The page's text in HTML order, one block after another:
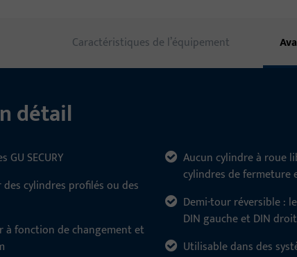
Caractéristiques de l’équipement
détail
SECURY
cylindres profilés ou des
à fonction de changement et
Aucun cylindre à roue
cylindres de fermeture
Demi-tour réversible :
DIN gauche et DIN
Utilisable dans des